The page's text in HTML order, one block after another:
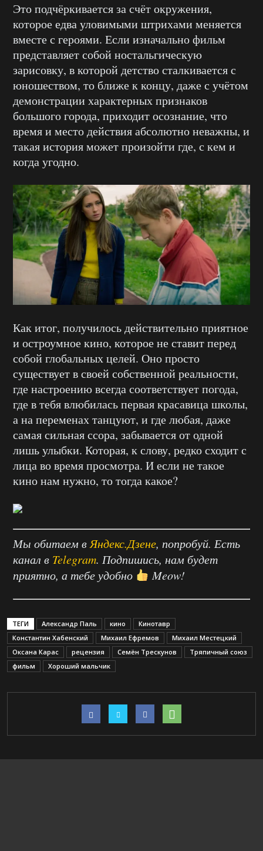
Это подчёркивается за счёт окружения,
которое едва уловимыми штрихами меняется
вместе с героями. Если изначально фильм
представляет собой ностальгическую
зарисовку, в которой детство сталкивается с
юношеством, то ближе к концу, даже с учётом
демонстрации характерных признаков
большого города, приходит осознание, что
время и место действия абсолютно неважны, и
такая история может произойти где, с кем и
когда угодно.
Как итог, получилось действительно приятное
и остроумное кино, которое не ставит перед
собой глобальных целей. Оно просто
существует в своей собственной реальности,
где настроению всегда соответствует погода,
где в тебя влюбилась первая красавица школы,
а на переменах танцуют, и где любая, даже
самая сильная ссора, забывается от одной
лишь улыбки. Которая, к слову, редко сходит с
лица во время просмотра. И если не такое
кино нам нужно, то тогда какое?
Мы обитаем в Яндекс.Дзене, попробуй. Есть
канал в Telegram. Подпишись, нам будет
приятно, а тебе удобно
Meow!
ТЕГИ Александр Паль кино
Кинотавр
Константин Хабенский
Михаил Ефремов
Михаил Местецкий
Оксана Карас
рецензия Семён Трескунов
Тряпичный союз
фильм
Хороший мальчик